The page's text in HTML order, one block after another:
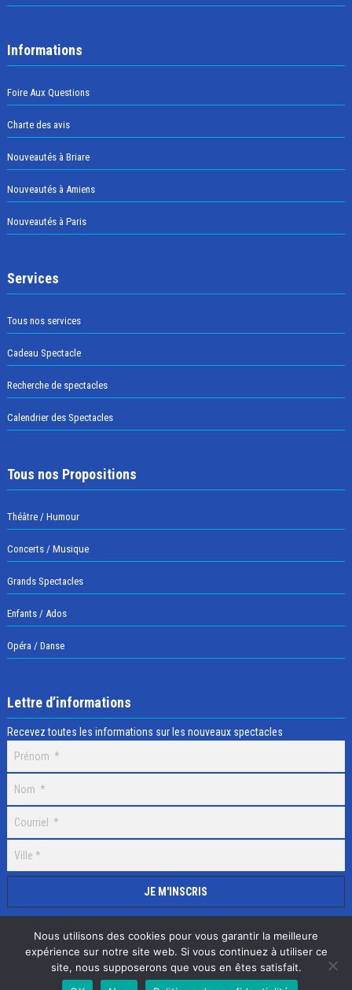
Informations
Foire Aux Questions
Charte des avis
Nouveautés à Briare
Nouveautés à Amiens
Nouveautés à Paris
Services
Tous nos services
Cadeau Spectacle
Recherche de spectacles
Calendrier des Spectacles
Tous nos Propositions
Théâtre / Humour
Concerts / Musique
Grands Spectacles
Enfants / Ados
Opéra / Danse
Lettre d’informations
Recevez toutes les informations sur les nouveaux spectacles
Selectick © 2020 Tous droits réservés, RéalisationAdamaco
Nous utilisons des cookies pour vous garantir la meilleure
expérience sur notre site web. Si vous continuez à utiliser ce
site, nous supposerons que vous en êtes satisfait.